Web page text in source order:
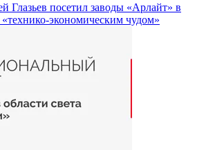
Глазьев посетил заводы «Арлайт» в
«технико-экономическим чудом»